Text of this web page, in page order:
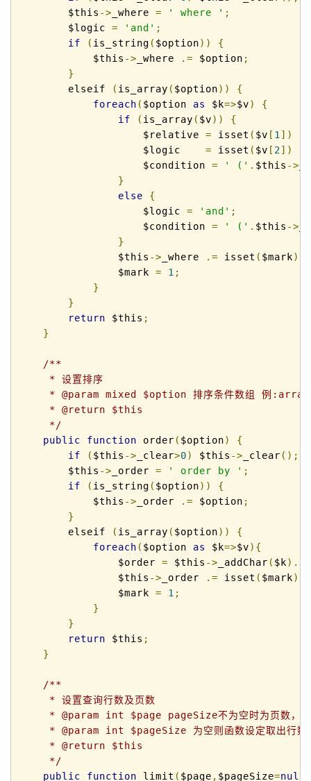
$this -> _where = ' where ' ;
$logic = 'and' ;
if
( is_string ( $option))
{
$this -> _where .= $option ;
}
elseif
( is_array ( $option))
{
foreach ( $option as $k=>$v)
{
if
( is_array ( $v))
{
$relative = isset ( $v [ 1 ])
$logic = isset ( $v [ 2])
$condition = ' (' . $this ->
}
else
{
$logic = 'and' ;
$condition = ' (' . $this ->
}
$this -> _where .= isset ( $mark)
$mark = 1 ;
}
}
return $this ;
}
/**
* 设置排序
* @param mixed $option 排序条件数组 例
* @return $this
*/
public
function order ( $option)
{
if
( $this -> _clear>0) $this -> _clear ();
$this -> _order = ' order by ' ;
if
( is_string ( $option))
{
$this -> _order .= $option ;
}
elseif
( is_array ( $option))
{
foreach ( $option as $k=>$v){
$order = $this -> _addChar ( $k).
$this -> _order .= isset ( $mark)
$mark = 1 ;
}
}
return $this ;
}
/**
* 设置查询行数及页数
* @param int $page pageSize不为空时为页数，否
* @param int $pageSize 为空则函数设定取出行数，
* @return $this
*/
public
function limit ( $page , $pageSize=null